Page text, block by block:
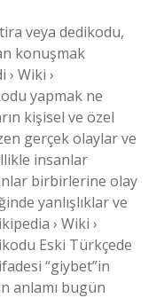
veya dedikodu,
konuşmak
Wiki ›
yapmak ne
kişisel ve özel
gerçek olaylar ve
insanlar
birbirlerine olay
yanlışlıklar ve
› Wiki ›
Eski Türkçede
“giybet”in
anlamı bugün